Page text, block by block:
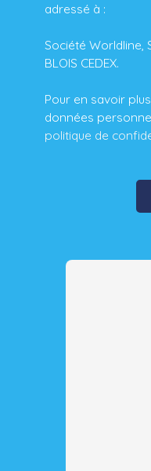
adressé à :
Société Worldline,
BLOIS CEDEX.
Pour en savoir
données
politique de